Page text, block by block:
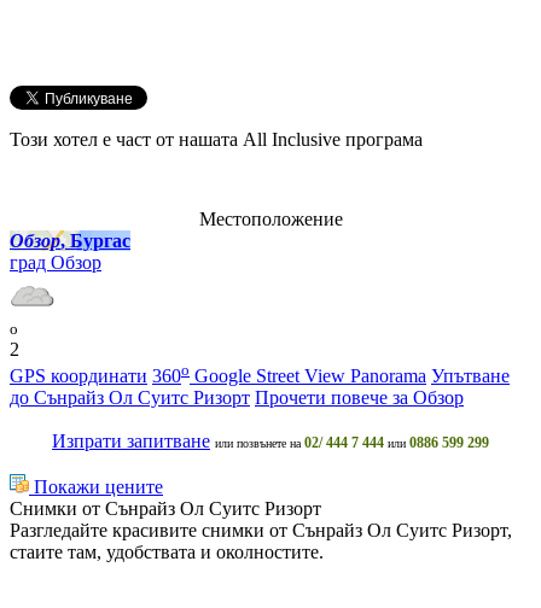
Този хотел е част от нашата All Inclusive програма
Местоположение
Обзор, Бургас
град Обзор
o
2
GPS координати 360o Google Street View Panorama Упътване
до Сънрайз Ол Суитс Ризорт Прочети повече за Обзор
Изпрати запитване или позвънете на 02/ 444 7 444 или 0886 599 299
Покажи цените
Снимки от Сънрайз Ол Суитс Ризорт
Разгледайте красивите снимки от Сънрайз Ол Суитс Ризорт,
стаите там, удобствата и околностите.